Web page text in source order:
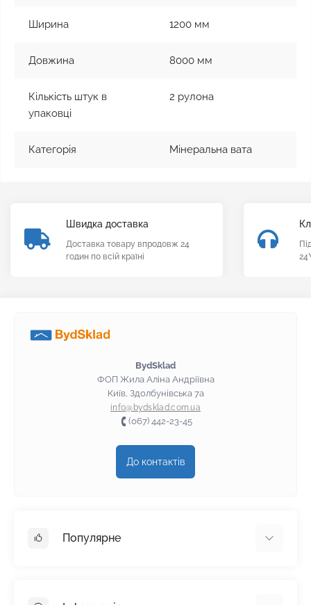
Ширина 1200 мм
Довжина 8000 мм
Кількість штук в
упаковці
2 рулона
Категорія Мінеральна вата
Швидка доставка
Доставка товару впродовж 24
годин по всій країні
BydSklad
ФОП Жила Аліна Андріївна
Київ, Здолбунівська 7а
info@bydsklad.com.ua
(067) 442-23-45
До контактів
Популярне